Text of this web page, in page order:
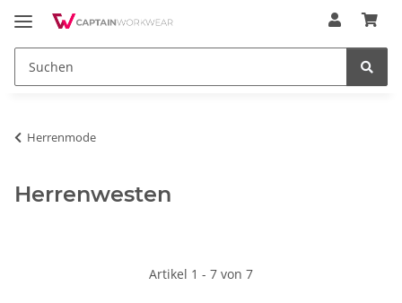
Herrenmode
Herrenwesten
Artikel 1 - 7 von 7